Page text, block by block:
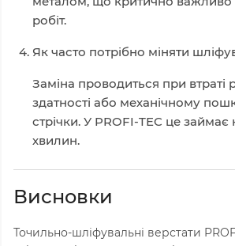
робіт.
Як часто потрібно міняти
Заміна проводиться при втраті
здатності або механічному
стрічки. У PROFI-TEC це займає
хвилин.
Висновки
Точильно-шліфувальні верстати